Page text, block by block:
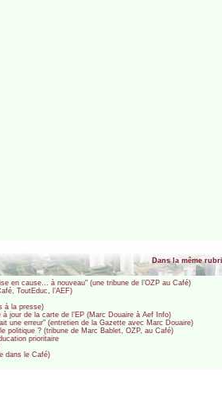
Dans la même
en cause… à nouveau" (une tribune de l’OZP au Café)
ToutEduc, l’AEF)
à la presse)
jour de la carte de l’EP (Marc Douaire à Aef Info)
une erreur" (entretien de la Gazette avec Marc Douaire)
politique ? (tribune de Marc Bablet, OZP, au Café)
prioritaire
dans le Café)